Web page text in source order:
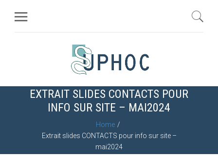
EXTRAIT SLIDES CONTACTS POUR
INFO SUR SITE – MAI2024
Home
Extrait slides CONTACTS pour info sur site –
mai2024